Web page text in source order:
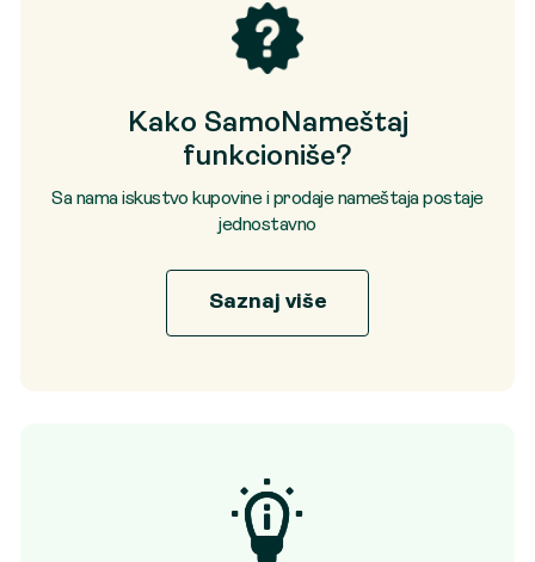
Kako SamoNameštaj
funkcioniše?
Sa nama iskustvo kupovine i prodaje nameštaja postaje
jednostavno
Saznaj više